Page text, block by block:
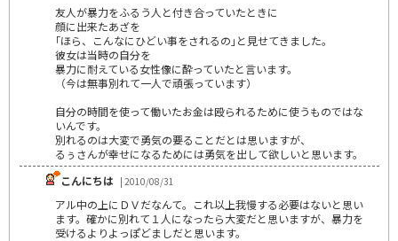
友人が暴力をふるう人と付き合っていたときに
顔に出来たあざを
｢ほら、こんなにひどい事をされるの｣と見せてきました。
彼女は当時の自分を
暴力に耐えている女性像に酔っていたと言います。
（今は無事別れて一人で頑張っています）
自分の時間を使って働いたお金は殴られるために使うものではな
いんです。
別れるのは大変で勇気の要ることだとは思いますが、
るぅさんが幸せになるためには勇気を出して欲しいと思います。
こんにちは | 2010/08/31
アル中の上にＤＶだなんて。これ以上我慢する必要はないと思い
ます。確かに別れて１人になったら大変だと思いますが、暴力を
受けるよりよっぽどましだと思います。